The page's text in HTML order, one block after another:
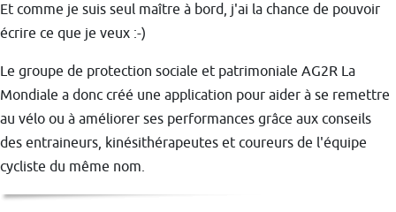
Et comme je suis seul maître à bord, j'ai la chance de pouvoir
écrire ce que je veux :-)
Le groupe de protection sociale et patrimoniale AG2R La
Mondiale a donc créé une application pour aider à se remettre
au vélo ou à améliorer ses performances grâce aux conseils
des entraineurs, kinésithérapeutes et coureurs de l'équipe
cycliste du même nom.